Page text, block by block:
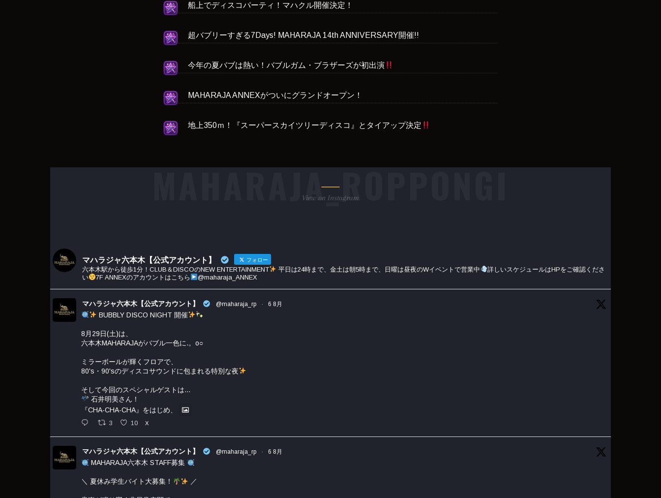
船上でディスコパーティ！マハクル開催決定！
超バブリーすぎる7Days! MAHARAJA 14th ANNIVERSARY開催!!
今年の夏バブは熱い！バブルガム・ブラザーズが初出演
MAHARAJA ANNEXがついにグランドオープン！
地上350ｍ！『スーパースカイツリーディスコ』とタイアップ決定
MAHARAJA_ROPPONGI
View on Instagram
マハラジャ六本木【公式アカウント】 フォロー
六本木駅から徒歩1分！CLUB＆DISCOのNEW ENTERTAINMENT 平日は24時まで、金土は朝5時まで、日曜は昼夜のWイベントで営業中
詳しいスケジュールはHPをご確認くださ
い
7F ANNEXのアカウントはこちら @maharaja_ANNEX
マハラジャ六本木【公式アカウント】 @maharaja_rp · 6 8月
BUBBLY DISCO NIGHT 開催
8月29日(土)は、
六本木MAHARAJAがバブル一色に.。o○
ミラーボールが輝くフロアで、
80's・90'sのディスコサウンドに包まれる特別な夜
そして今回のスペシャルゲストは…
石井明美さん！
『CHA-CHA-CHA』をはじめ、
3 10 X
マハラジャ六本木【公式アカウント】 @maharaja_rp · 6 8月
MAHARAJA六本木 STAFF募集
＼ 夏休み学生バイト大募集！ ／